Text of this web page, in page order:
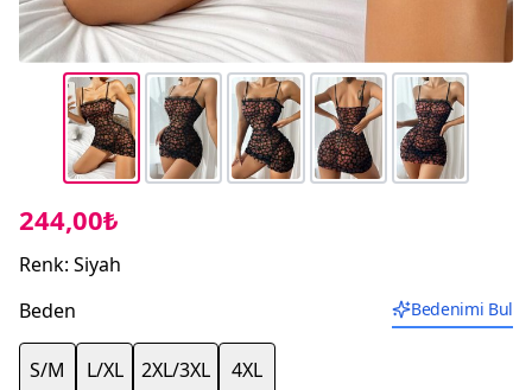
244,00₺
Renk: Siyah
Beden
Bedenimi Bul
S/M L/XL 2XL/3XL 4XL